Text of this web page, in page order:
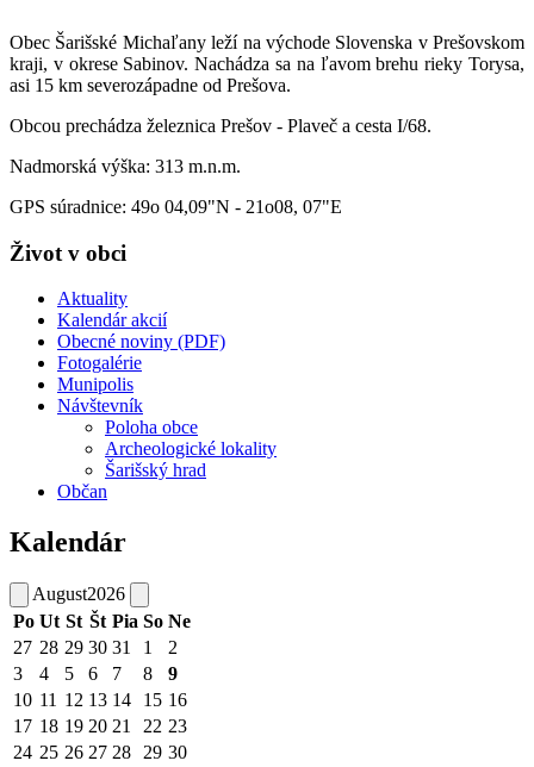
Obec Šarišské Michaľany leží na východe Slovenska v Prešovskom
kraji, v okrese Sabinov. Nachádza sa na ľavom brehu rieky Torysa,
asi 15 km severozápadne od Prešova.
Obcou prechádza železnica Prešov - Plaveč a cesta I/68.
Nadmorská výška: 313 m.n.m.
GPS súradnice: 49o 04,09"N - 21o08, 07"E
Život v obci
Aktuality
Kalendár akcií
Obecné noviny (PDF)
Fotogalérie
Munipolis
Návštevník
Poloha obce
Archeologické lokality
Šarišský hrad
Občan
Kalendár
August2026
Po Ut St Št Pia So Ne
27 28 29 30 31 1
2
3
4 5 6 7 8
9
10 11 12 13 14 15 16
17 18 19 20 21 22 23
24 25 26 27 28 29 30